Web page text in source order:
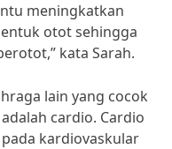
meningkatkan
otot sehingga
kata Sarah.
lain yang cocok
cardio. Cardio
kardiovaskular